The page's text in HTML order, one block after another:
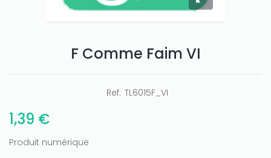
F Comme Faim VI
Ref: TL6015F_VI
1,39 €
Produit numérique